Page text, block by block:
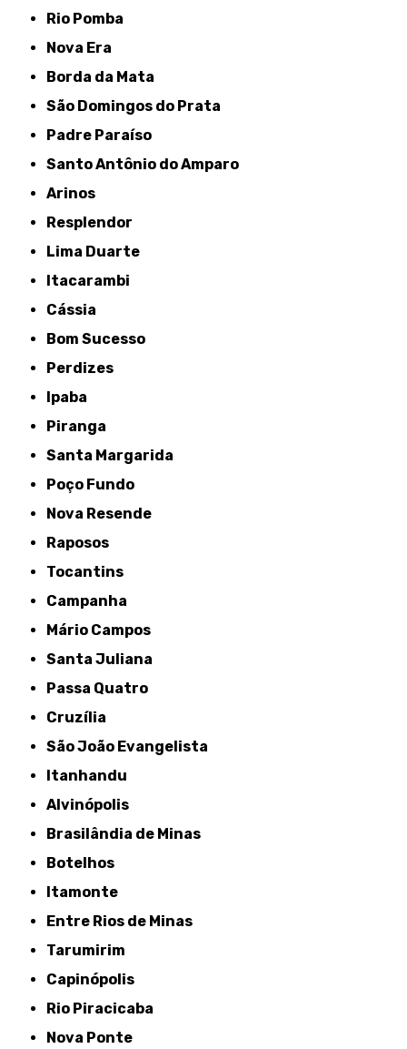
Rio Pomba
Nova Era
Borda da Mata
São Domingos do Prata
Padre Paraíso
Santo Antônio do Amparo
Arinos
Resplendor
Lima Duarte
Itacarambi
Cássia
Bom Sucesso
Perdizes
Ipaba
Piranga
Santa Margarida
Poço Fundo
Nova Resende
Raposos
Tocantins
Campanha
Mário Campos
Santa Juliana
Passa Quatro
Cruzília
São João Evangelista
Itanhandu
Alvinópolis
Brasilândia de Minas
Botelhos
Itamonte
Entre Rios de Minas
Tarumirim
Capinópolis
Rio Piracicaba
Nova Ponte